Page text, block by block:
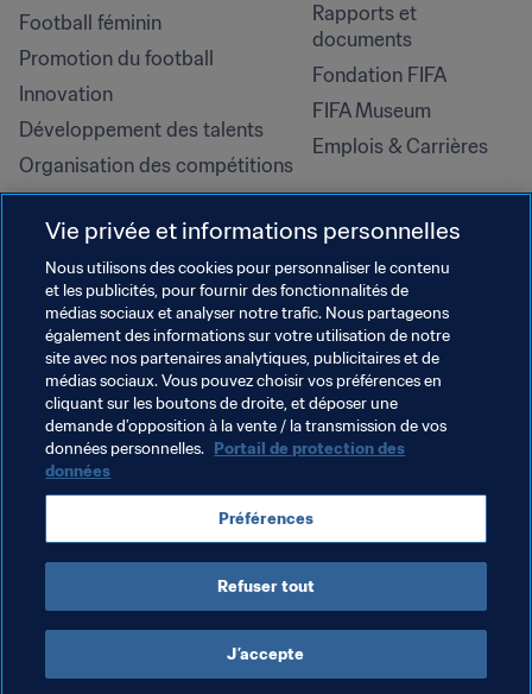
Football féminin
Promotion du football
Innovation
Développement des talents
Organisation des compétitions
Développement durable
Droits de l'homme et lutte contre
la discrimination
Santé et médical
Initiatives en matière de
formation
Rapports et
documents
Fondation FIFA
FIFA Museum
Emplois & Carrières
CONDITIONS D'UTILISATION
PORTAIL DE LA FIFA SUR LA PROTECTION DES DONNÉES
TÉLÉCHARGEMENTS
PARAMÈTRAGE DES COOKIES
Droits d'auteur © 1994 - 2025 FIFA. Tous les droits sont réservés.
Cookie Settings
Vie privée et informations personnelles
Nous utilisons des cookies pour personnaliser le contenu
et les publicités, pour fournir des fonctionnalités de
médias sociaux et analyser notre trafic. Nous partageons
également des informations sur votre utilisation de notre
site avec nos partenaires analytiques, publicitaires et de
médias sociaux. Vous pouvez choisir vos préférences en
cliquant sur les boutons de droite, et déposer une
demande d’opposition à la vente / la transmission de vos
données personnelles. Portail de protection des
données
Préférences
Refuser tout
J’accepte